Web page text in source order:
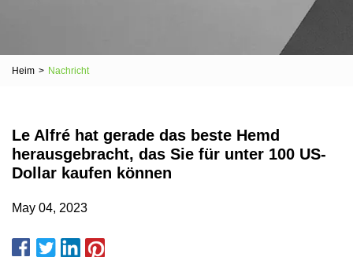
Heim > Nachricht
Le Alfré hat gerade das beste Hemd
herausgebracht, das Sie für unter 100 US-
Dollar kaufen können
May 04, 2023